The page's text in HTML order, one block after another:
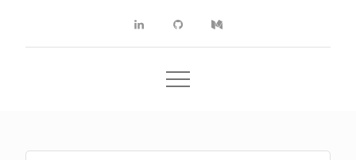
LinkedinGithub Medium